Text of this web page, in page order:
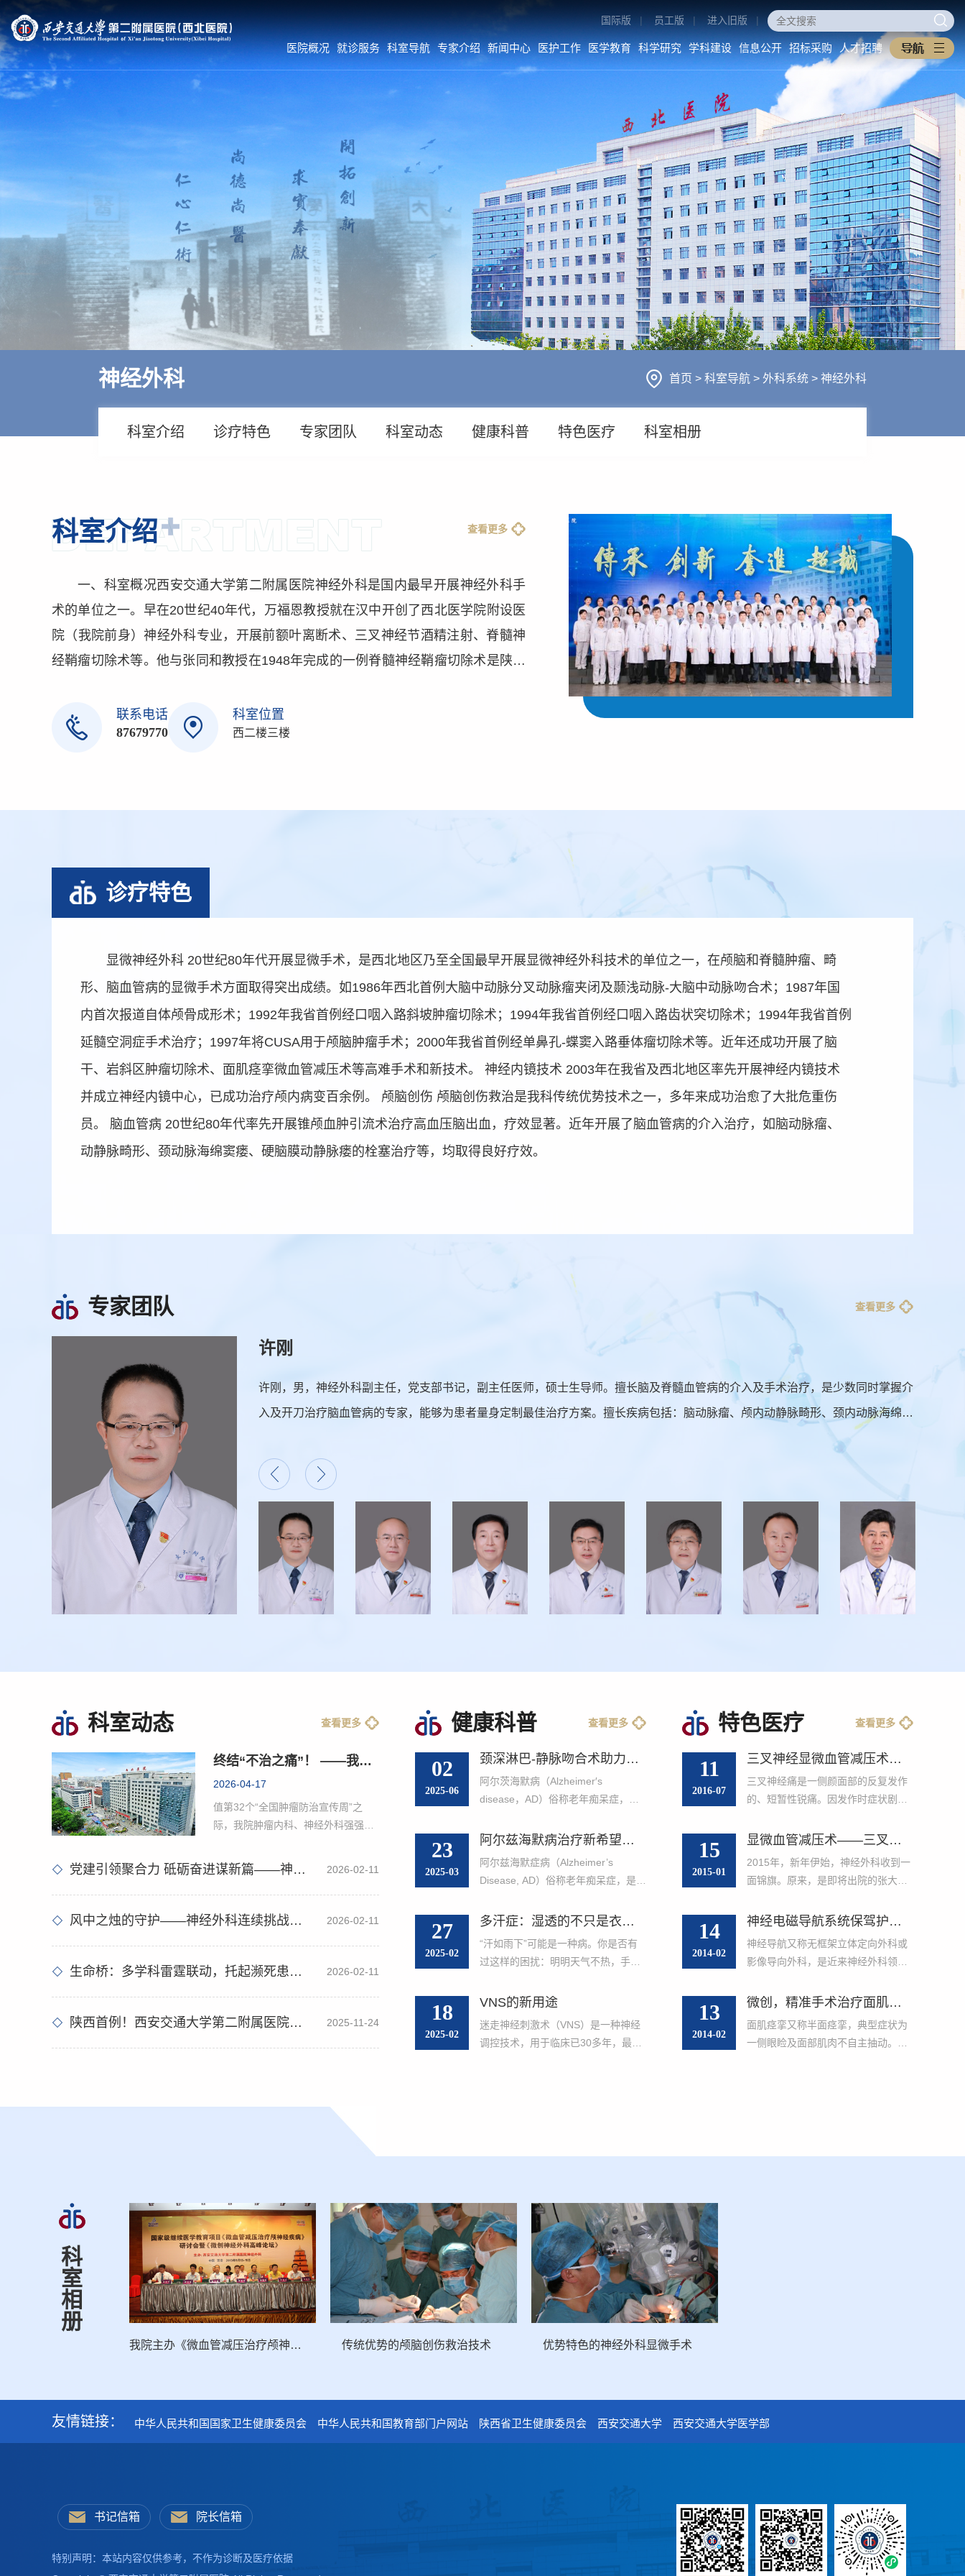
医院概况
医保服务
护理到家
就诊须知
就医流程
多学科诊疗
特色医疗
住院指南
病院•中心
外科系统
医技•平台
病院•中心
科室动态
人文关怀
媒体二院
公告
数字院报
护理动态
医学教育
本科生教育
研究生教育
住培专培
继续教育
教学之窗
规章制度
下载专区
科学研究
科研动态
科研管理
学科建设
重点学科
医工交叉
中西医协同旗舰医院
信息公开
医院概况
医院环境
行风建设
招标采购
采购公告
中标公告
人才招聘
国际版 | 员工版 | 进入旧版 |
医院概况 就诊服务 科室导航 专家介绍 新闻中心 医护工作 医学教育 科学研究 学科建设 信息公开 招标采购 人才招聘
神经外科 首页 > 科室导航 > 外科系统 > 神经外科
科室介绍 诊疗特色 专家团队 科室动态 健康科普 特色医疗 科室相册
科室介绍 查看更多
一、科室概况西安交通大学第二附属医院神经外科是国内最早开展神经外科手
术的单位之一。早在20世纪40年代，万福恩教授就在汉中开创了西北医学院附设医
院（我院前身）神经外科专业，开展前额叶离断术、三叉神经节酒精注射、脊髓神
经鞘瘤切除术等。他与张同和教授在1948年完成的一例脊髓神经鞘瘤切除术是陕西
组建神经外科，之后，我院神经外科专业先后隶属于外科和骨科。...
联系电话
87679770
科室位置
西二楼三楼
诊疗特色
显微神经外科 20世纪80年代开展显微手术，是西北地区乃至全国最早开展显微神经外科技术的单位之一，在颅脑和脊髓肿瘤、畸
形、脑血管病的显微手术方面取得突出成绩。如1986年西北首例大脑中动脉分叉动脉瘤夹闭及颞浅动脉-大脑中动脉吻合术；1987年国
内首次报道自体颅骨成形术；1992年我省首例经口咽入路斜坡肿瘤切除术；1994年我省首例经口咽入路齿状突切除术；1994年我省首例
延髓空洞症手术治疗；1997年将CUSA用于颅脑肿瘤手术；2000年我省首例经单鼻孔-蝶窦入路垂体瘤切除术等。近年还成功开展了脑
干、岩斜区肿瘤切除术、面肌痉挛微血管减压术等高难手术和新技术。 神经内镜技术 2003年在我省及西北地区率先开展神经内镜技术
并成立神经内镜中心，已成功治疗颅内病变百余例。 颅脑创伤 颅脑创伤救治是我科传统优势技术之一，多年来成功治愈了大批危重伤
员。 脑血管病 20世纪80年代率先开展锥颅血肿引流术治疗高血压脑出血，疗效显著。近年开展了脑血管病的介入治疗，如脑动脉瘤、
动静脉畸形、颈动脉海绵窦瘘、硬脑膜动静脉瘘的栓塞治疗等，均取得良好疗效。
专家团队 查看更多
许刚
许刚，男，神经外科副主任，党支部书记，副主任医师，硕士生导师。擅长脑及脊髓血管病的介入及手术治疗，是少数同时掌握介
入及开刀治疗脑血管病的专家，能够为患者量身定制最佳治疗方案。擅长疾病包括：脑动脉瘤、颅内动静脉畸形、颈内动脉海绵窦
瘘、硬脑膜动静脉瘘、烟雾病、脊髓血管病、颈动脉狭窄等。尤其擅长颅内静脉系统疾病的治疗，在西北地区最早开展颅内静脉窦
血栓及狭窄的介入治疗。
科室动态 查看更多
终结“不治之痛”！ ——我院成立癌痛MDT联合门诊，鞘内镇痛泵植入开启无痛抗癌新纪元
2026-04-17
值第32个“全国肿瘤防治宣传周”之
际，我院肿瘤内科、神经外科强强联
科（MDT）联合门诊，并成功为一名
胰腺癌患者完成了“全植入式鞘内镇痛
泵”植入术，这标志着我院在难治性癌
痛治疗领域迈入精准、高效、人性化
“忍痛抗癌”，让生命不再被疼痛吞噬
痛药物起效慢、...
党建引领聚合力 砥砺奋进谋新篇——神经外科党支部召开组织生活会暨民主评议党员大会 2026-02-11
风中之烛的守护——神经外科连续挑战衰老禁区，助力六名八旬老人跨越生死线 2026-02-11
生命桥：多学科雷霆联动，托起濒死患者新生——神经外科联合多学科成功救治一名极危重小脑出血患者 2026-02-11
陕西首例！西安交通大学第二附属医院成功开展闭环VNS 2025-11-24
健康科普 查看更多
02
2025-06
颈深淋巴-静脉吻合术助力阿尔茨海默病MDT治疗
阿尔茨海默病（Alzheimer′s
disease，AD）俗称老年痴呆症，是
行性疾病，主要发生于老年期和老年
症状，起病隐袭，最终进展为全面性
痴呆，严重影响生活能力，给家庭和
负担，尤其随着人口老龄化加剧，AD
已成为严重危害人类健康和社会发展
的重大疾病之一。AD至今尚无根治方
干预、神经调控、运动疗法等措
23
2025-03
阿尔兹海默病治疗新希望：VNS与LVA
阿尔兹海默症病（Alzheimer’s
Disease, AD）俗称老年痴呆症，是一
降为特征的神经退行性疾病，目前认
（Aβ）沉积形成的“老年斑”和tau蛋白
过度磷酸化导致的“神经纤维缠结”。
其相关的痴呆已成为严重威胁人民群
众健康和生活质量以及社会发展的重
大疾病之一。AD仍是个医学难题，尚
27
2025-02
多汗症：湿透的不只是衣服，还有生活 ——医生带你了解“出汗过多”背后的故事
“汗如雨下”可能是一种病。你是否有
过这样的困扰：明明天气不热，手心
下衣服被汗水浸透；甚至冬天也因脚
“小事”，背后可能是一种名为“多汗症”
的疾病在作祟。今天，我们抛开“出汗
为：...
18
2025-02
VNS的新用途
迷走神经刺激术（VNS）是一种神经
调控技术，用于临床已30多年，最初
VNS有一定疗效的其他疾病有：1 难
治性抑郁症难治性抑郁症
（treatment-resistant
depression，...
特色医疗 查看更多
11
2016-07
三叉神经显微血管减压术典型病例
三叉神经痛是一侧颜面部的反复发作
的、短暂性锐痛。因发作时症状剧
宣传的三叉神经痛的治疗方法较多，
比较犯难。目前认为原发性三叉神经
痛是由于血管异常压迫神经导致，...
15
2015-01
显微血管减压术——三叉神经痛患者的福音
2015年，新年伊始，神经外科收到一
面锦旗。原来，是即将出院的张大妈
大妈以“间断性右侧面部放射性疼痛7
为三叉神经痛（右侧第二支）。张大
妈的疼痛每次起源于后部上牙处，...
14
2014-02
神经电磁导航系统保驾护航下的“精准”手术
神经导航又称无框架立体定向外科或
影像导向外科，是近来神经外科领域
影像诊断技术、立体定向外科和显微
微侵袭神经外科的一个重要组成部
分。操作中神经导航以病人头部的标
13
2014-02
微创，精准手术治疗面肌痉挛
面肌痉挛又称半面痉挛，典型症状为
一侧眼睑及面部肌肉不自主抽动。目
科
室
相
册
我院主办《微血管减压治疗颅神经疾病》暨微创神经外科高峰论坛 传统优势的颅脑创伤救治技术 优势特色的神经外科显微手术
友情链接： 中华人民共和国国家卫生健康委员会 中华人民共和国教育部门户网站 陕西省卫生健康委员会 西安交通大学 西安交通大学医学部
书记信箱 院长信箱
特别声明：本站内容仅供参考，不作为诊断及医疗依据